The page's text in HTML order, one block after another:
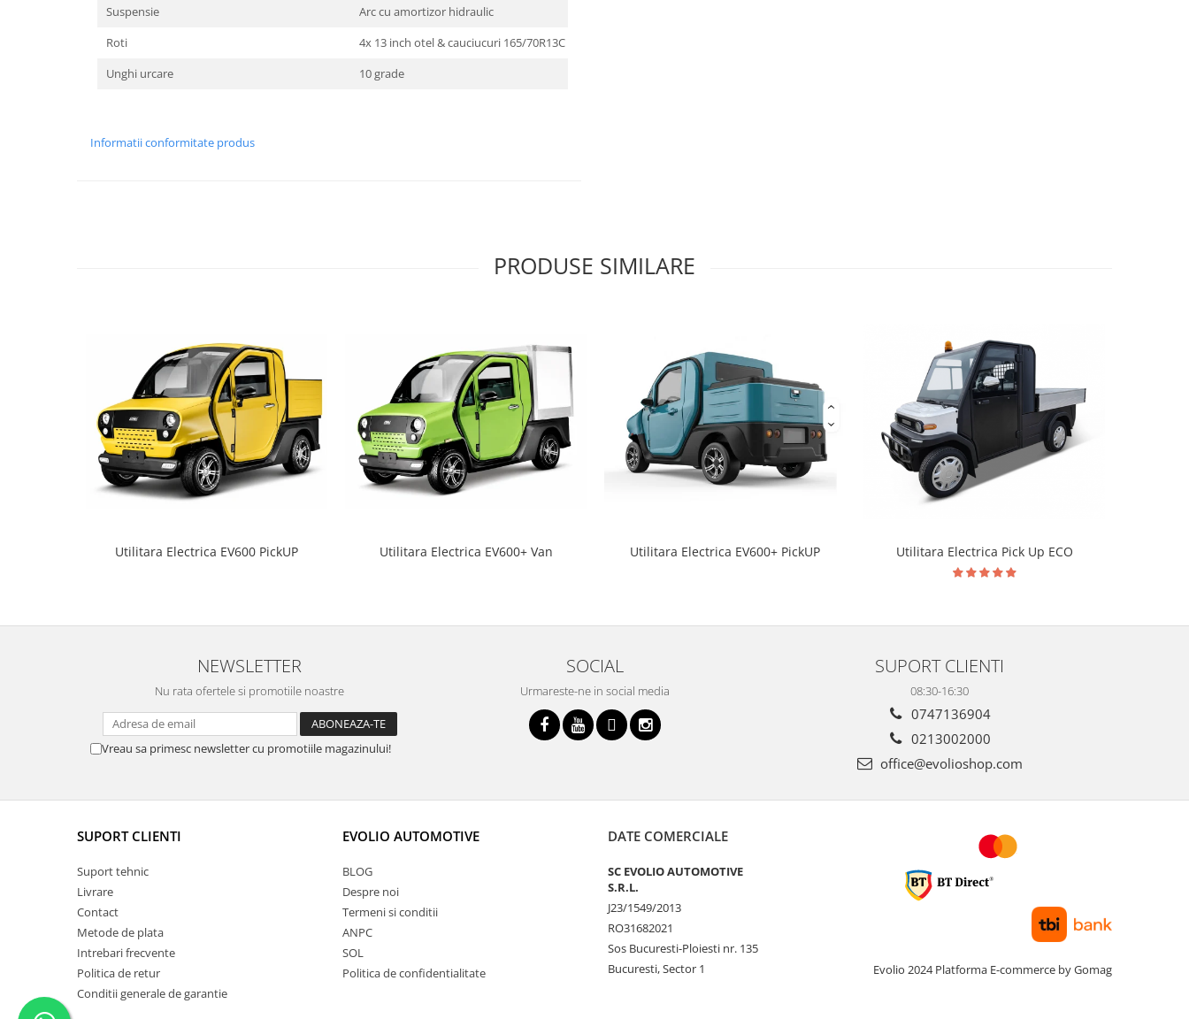
Suspensie
Arc cu amortizor hidraulic
Roti
4x 13 inch otel & cauciucuri 165/70R13C
Unghi urcare
10 grade
Informatii conformitate produs
PRODUSE SIMILARE
Utilitara Electrica EV600 PickUP Utilitara Electrica EV600+ Van Utilitara Electrica EV600+ PickUP Utilitara Electrica Pick Up ECO
NEWSLETTER
Nu rata ofertele si promotiile noastre
Vreau sa primesc newsletter cu promotiile magazinului!
SOCIAL
Urmareste-ne in social media
SUPORT CLIENTI
08:30-16:30
0747136904
0213002000
office@evolioshop.com
SUPORT CLIENTI
Suport tehnic
Livrare
Contact
Metode de plata
Intrebari frecvente
Politica de retur
Conditii generale de garantie
EVOLIO AUTOMOTIVE
BLOG
Despre noi
Termeni si conditii
ANPC
SOL
Politica de confidentialitate
DATE COMERCIALE
SC EVOLIO AUTOMOTIVE
S.R.L.
J23/1549/2013
RO31682021
Sos Bucuresti-Ploiesti nr. 135
Bucuresti, Sector 1
Evolio 2024Platforma E-commerce by Gomag